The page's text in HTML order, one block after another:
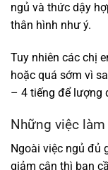
ngủ và thức dậy
thân hình như ý.
Tuy nhiên các chị
hoặc quá sớm vì
– 4 tiếng để lượng
Những việc
Ngoài việc ngủ đủ
giảm cân thì bạn